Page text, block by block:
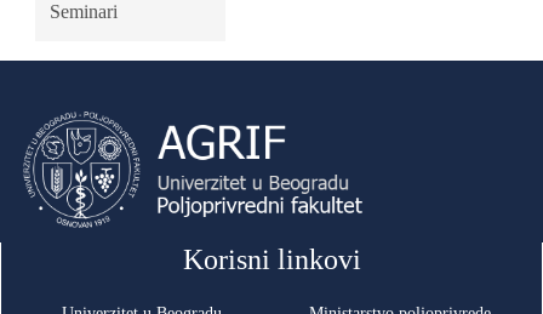
Seminari
Korisni linkovi